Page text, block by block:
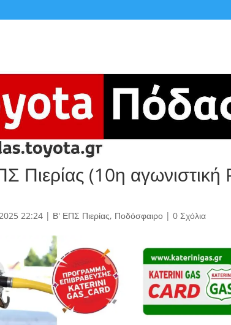
Πιερίας (10η αγωνιστική
22:24| Β' ΕΠΣ Πιερίας, Ποδόσφαιρο| 0 Σχόλια